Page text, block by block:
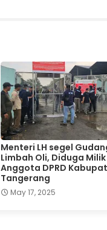
Menteri LH segel
Limbah Oli, Diduga Milik
Anggota DPRD
Tangerang
May 17, 2025